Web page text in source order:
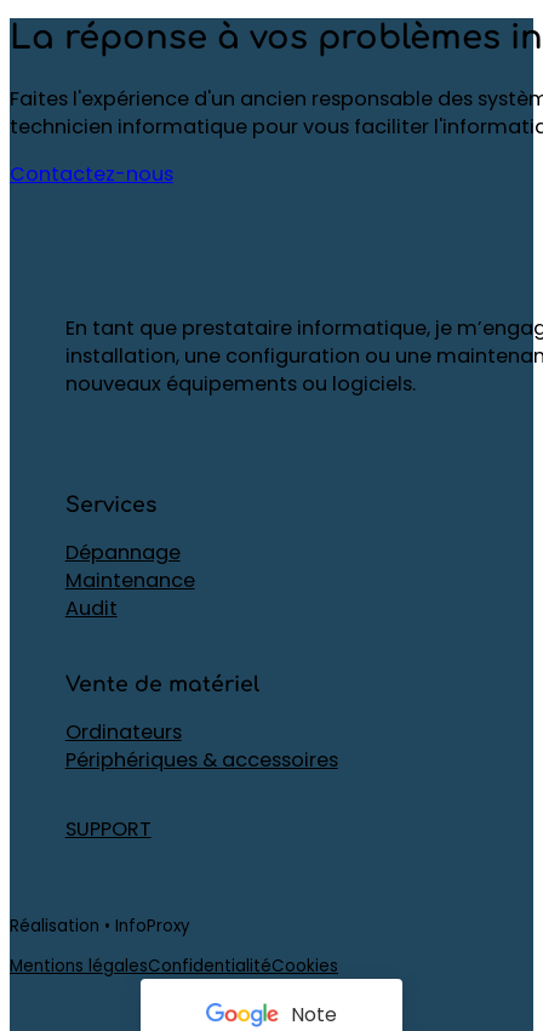
Nos tarifs varient en fonction du type de service
La réponse à vos problèmes
Faites l'expérience d'un ancien responsable des
technicien informatique pour vous faciliter
Contactez-nous
En tant que prestataire informatique, je
installation, une configuration ou une
nouveaux équipements ou logiciels.
Services
Dépannage
Maintenance
Audit
Vente de matériel
Ordinateurs
Périphériques & accessoires
SUPPORT
Réalisation • InfoProxy
Mentions légalesConfidentialitéCookies
Note